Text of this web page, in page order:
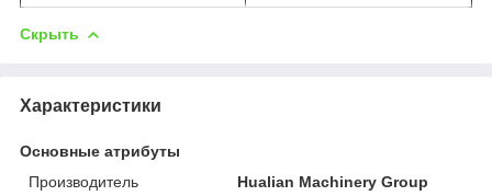
Скрыть
Характеристики
Основные атрибуты
Производитель
Hualian Machinery Group